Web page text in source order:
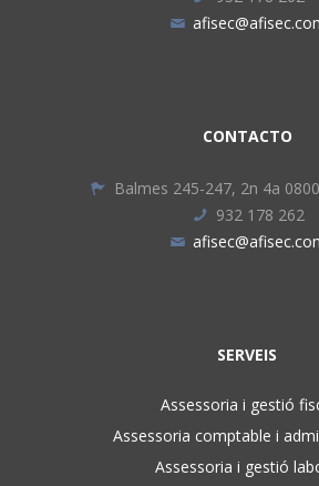
CONTACTO
Balmes 245-247, 2n 4a
932 178 262
SERVEIS
Assessoria i gestió
Assessoria comptable i
Assessoria i gestió